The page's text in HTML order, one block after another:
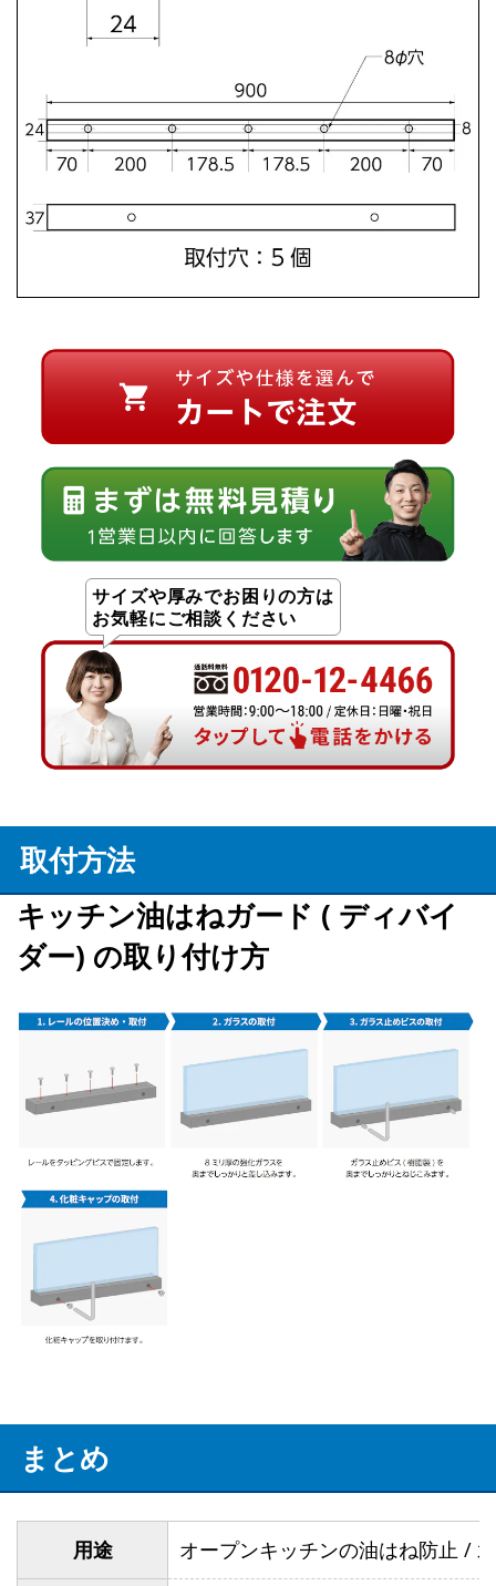
サイズや厚みでお困りの方は
お気軽にご相談ください
取付方法
キッチン油はねガード ( ディバイ
ダー) の取り付け方
まとめ
用途 オープンキッチンの油はね防止 /